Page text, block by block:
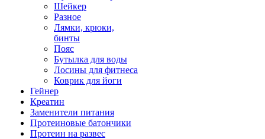
Шейкер
Разное
Лямки, крюки,
бинты
Пояс
Бутылка для воды
Лосины для фитнеса
Коврик для йоги
Гейнер
Креатин
Заменители питания
Протеиновые батончики
Протеин на развес